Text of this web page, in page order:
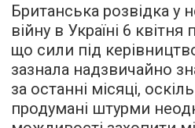
Британська розвідка у
війну в Україні 6
що сили під
зазнала надзвичайно
за останні місяці,
продумані штурми